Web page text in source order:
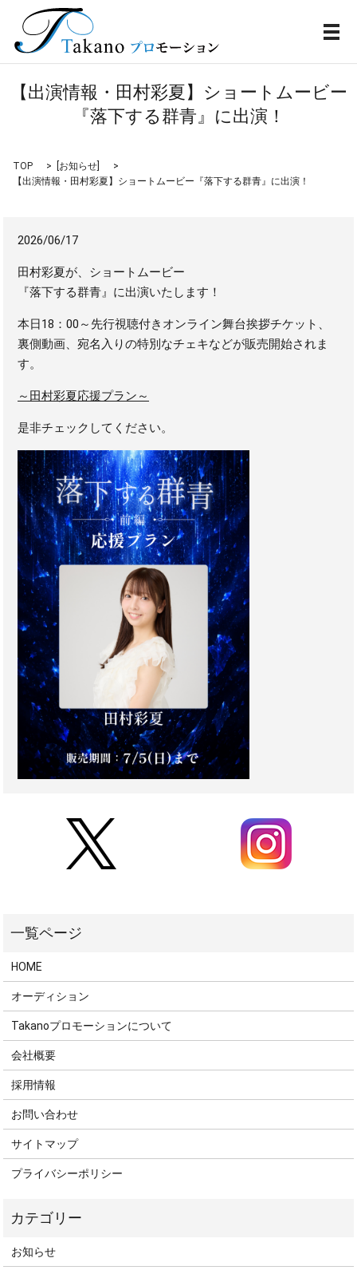
メ
【出演情報・田村彩夏】ショートムービー
『落下する群青』に出演！
TOP お知らせ
【出演情報・田村彩夏】ショートムービー『落下する群青』に出演！
2026/06/17
田村彩夏が、ショートムービー
『落下する群青』に出演いたします！
本日18：00～先行視聴付きオンライン舞台挨拶チケット、
裏側動画、宛名入りの特別なチェキなどが販売開始されま
す。
～田村彩夏応援プラン～
是非チェックしてください。
HOME
オーディション
Takanoプロモーションについて
会社概要
採用情報
お問い合わせ
サイトマップ
プライバシーポリシー
お知らせ